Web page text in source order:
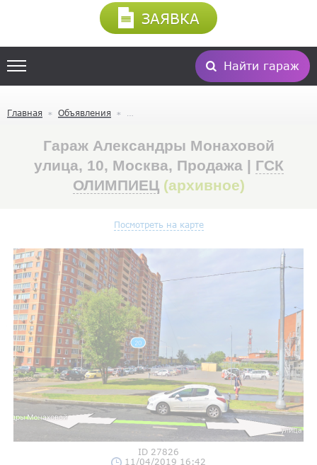
Найти гараж
ЗАЯВКА
Главная Объявления
Гараж Александры Монаховой
улица, 10, Москва, Продажа | ГСК
ОЛИМПИЕЦ (архивное)
Посмотреть на карте
ID 27826
11/04/2019 16:42